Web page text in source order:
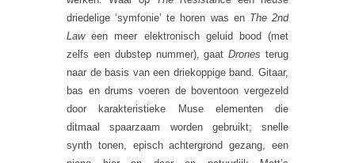
driedelige ‘symfonie’ te horen was en The 2nd
Laween meer elektronisch geluid bood (met
zelfs een dubstep nummer), gaatDrones terug
naar de basis van een driekoppige band. Gitaar,
bas en drums voeren de boventoon vergezeld
door karakteristieke Muse elementen die
ditmaal spaarzaam worden gebruikt; snelle
synth tonen, episch achtergrond gezang, een